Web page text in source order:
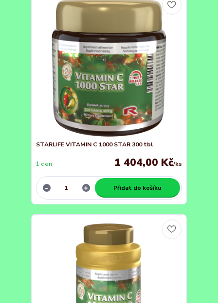
STARLIFE VITAMIN C 1000 STAR 300 tbl
1 404,00 Kč/ks
1 den
Přidat do košíku